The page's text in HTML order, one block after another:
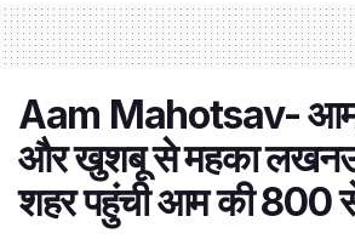
Aam Mahotsav- आम
और खुशबू से महका
शहर पहुंची आम की 800 से